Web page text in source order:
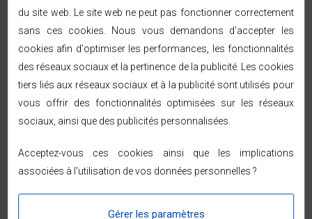
Caractéristiques
Dimension 52.1*95.5 *12 cm
4 Kg
Classe D'isolatio
N
II
IP 24
du site web. Le site web ne peut pas fonctionner correctement
sans ces cookies. Nous vous demandons d'accepter les
cookies afin d'optimiser les performances, les fonctionnalités
des réseaux sociaux et la pertinence de la publicité. Les cookies
tiers liés aux réseaux sociaux et à la publicité sont utilisés pour
vous offrir des fonctionnalités optimisées sur les réseaux
sociaux, ainsi que des publicités personnalisées.
Acceptez-vous ces cookies ainsi que les implications
associées à l'utilisation de vos données personnelles ?
Gérer les paramètres